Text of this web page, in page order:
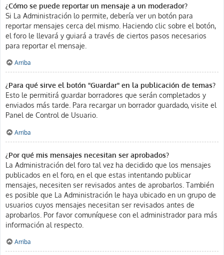
¿Cómo se puede reportar un mensaje a un moderador?
Si La Administración lo permite, debería ver un botón para
reportar mensajes cerca del mismo. Haciendo clic sobre el botón,
el foro le llevará y guiará a través de ciertos pasos necesarios
para reportar el mensaje.
Arriba
¿Para qué sirve el botón "Guardar" en la publicación de temas?
Esto le permitirá guardar borradores que serán completados y
enviados más tarde. Para recargar un borrador guardado, visite el
Panel de Control de Usuario.
Arriba
¿Por qué mis mensajes necesitan ser aprobados?
La Administración del foro tal vez ha decidido que los mensajes
publicados en el foro, en el que estas intentando publicar
mensajes, necesiten ser revisados antes de aprobarlos. También
es posible que La Administración le haya ubicado en un grupo de
usuarios cuyos mensajes necesitan ser revisados antes de
aprobarlos. Por favor comuníquese con el administrador para más
información al respecto.
Arriba